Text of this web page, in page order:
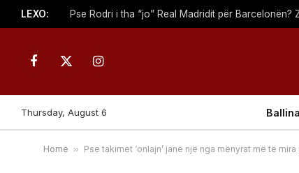
LEXO:
Facebook
X
Instagram
Thursday, August 6 Ballina
Home » Pse takimet ‘onlajn’ janë një nga mënyrat më të